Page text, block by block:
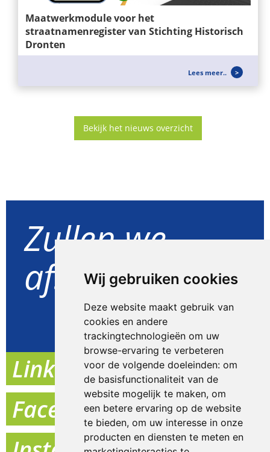
Wij gebruiken cookies
Deze website maakt gebruik van
cookies en andere
trackingtechnologieën om uw
browse-ervaring te verbeteren
voor de volgende doeleinden: om
de basisfunctionaliteit van de
website mogelijk te maken, om
een betere ervaring op de website
te bieden, om uw interesse in onze
producten en diensten te meten en
Maatwerkmodule voor het
straatnamenregister van Stichting Historisch
Dronten
Wij ontwikkelen niet alleen websites, maar ook
Lees meer..
Bekijk het nieuws overzicht
Zullen we
afspreken?
Goed idee
Linkedin
Facebook